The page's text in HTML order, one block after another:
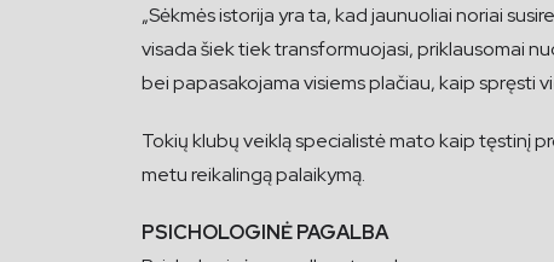
„Sėkmės istorija yra ta, kad jaunuoliai noriai
visada šiek tiek transformuojasi, priklausomai
bei papasakojama visiems plačiau, kaip spręsti
Tokių klubų veiklą specialistė mato kaip tęstinį
metu reikalingą palaikymą.
PSICHOLOGINĖ PAGALBA